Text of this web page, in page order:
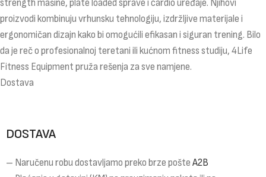
strength mašine, plate loaded sprave i cardio uređaje. Njihovi
proizvodi kombinuju vrhunsku tehnologiju, izdržljive materijale i
ergonomičan dizajn kako bi omogućili efikasan i siguran trening. Bilo
da je reč o profesionalnoj teretani ili kućnom fitness studiju, 4Life
Fitness Equipment pruža rešenja za sve namjene.
Dostava
DOSTAVA
– Naručenu robu dostavljamo preko brze pošte A2B